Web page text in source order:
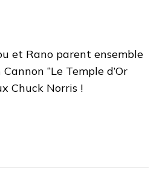
et Rano parent ensemble
“Le Temple d’Or
Chuck Norris !